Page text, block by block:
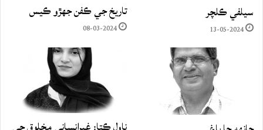
سيلفي ڪلچر
13-05-2024
تاريخ جي ڪفن جھڙو ڪيس
08-03-2024